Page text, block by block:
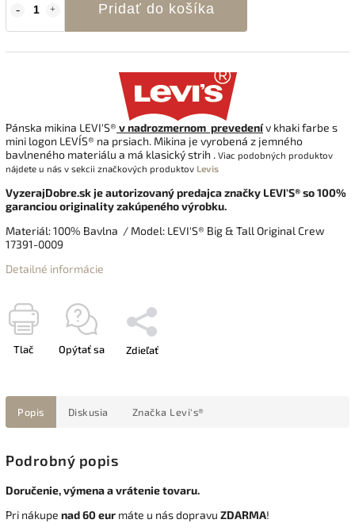
Pridať do košíka
Pánska mikina LEVI'S® v nadrozmernom prevedenív khaki farbe s
mini logon LEVI´S® na prsiach. Mikina je vyrobená z jemného
bavlneného materiálu a má klasický strih . Viac podobných produktov
nájdete u nás v sekcii značkových produktov Levis
VyzerajDobre.sk je autorizovaný predajca značky LEVI'S® so 100%
garanciou originality zakúpeného výrobku.
Materiál: 100% Bavlna / Model: LEVI'S® Big & Tall Original Crew
17391-0009
Detailné informácie
Tlač Opýtať sa Zdieľať
Popis Diskusia Značka Levi's®
Podrobný popis
Doručenie, výmena a vrátenie tovaru.
Pri nákupe nad 60 eur máte u nás dopravu ZDARMA!